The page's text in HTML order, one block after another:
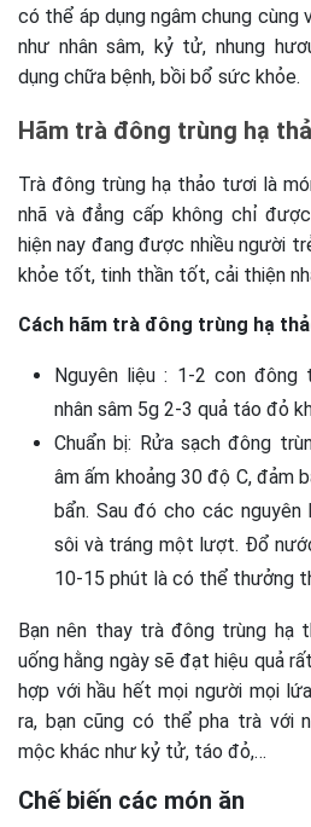
có thể áp dụng ngâm chung cùng
như nhân sâm, kỷ tử, nhung
dụng chữa bệnh, bồi bổ sức khỏe.
Hãm trà đông trùng hạ
Trà đông trùng hạ thảo tươi là
nhã và đẳng cấp không chỉ
hiện nay đang được nhiều người
khỏe tốt, tinh thần tốt, cải thiện
Cách hãm trà đông trùng hạ
Nguyên liệu : 1-2 con
nhân sâm 5g 2-3 quả táo đỏ
Chuẩn bị: Rửa sạch đông
âm ấm khoảng 30 độ C, đảm
bẩn. Sau đó cho các
sôi và tráng một lượt. Đổ
10-15 phút là có thể thưởng
Bạn nên thay trà đông trùng hạ
uống hằng ngày sẽ đạt hiệu quả
hợp với hầu hết mọi người mọi
ra, bạn cũng có thể pha trà với
mộc khác như kỷ tử, táo đỏ,…
Chế biến các món ăn